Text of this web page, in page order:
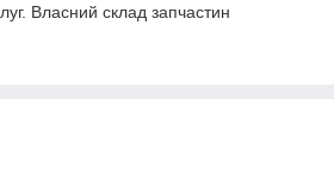
Власний склад запчастин